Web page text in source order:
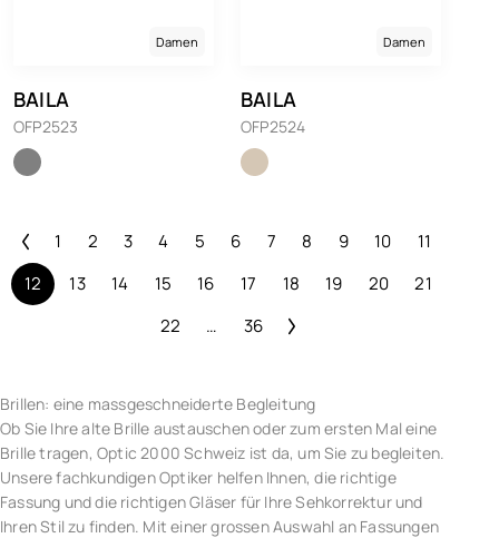
Damen
BAILA
OFP2523
Damen
BAILA
OFP2524
1 2 3 4 5 6 7 8 9 10
11
12
13 14 15 16 17 18 19 20
21
22
… 36
Brillen: eine massgeschneiderte Begleitung
Ob Sie Ihre alte Brille austauschen oder zum ersten Mal eine
Brille tragen, Optic 2000 Schweiz ist da, um Sie zu begleiten.
Unsere fachkundigen Optiker helfen Ihnen, die richtige
Fassung und die richtigen Gläser für Ihre Sehkorrektur und
Ihren Stil zu finden. Mit einer grossen Auswahl an Fassungen